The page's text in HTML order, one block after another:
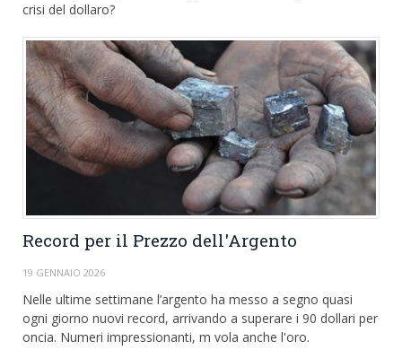
crisi del dollaro?
Record per il Prezzo dell'Argento
19 GENNAIO 2026
Nelle ultime settimane l’argento ha messo a segno quasi
ogni giorno nuovi record, arrivando a superare i 90 dollari per
oncia. Numeri impressionanti, m vola anche l'oro.